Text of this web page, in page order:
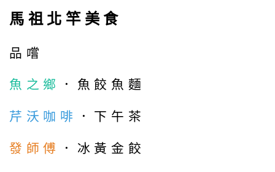
馬祖北竿美食
品嚐
魚之鄉 ．魚餃魚麵
芹沃咖啡 ．下午茶
發師傅 ．冰黃金餃